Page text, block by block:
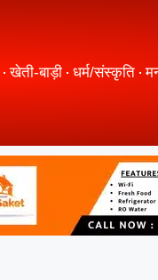
खेती-बाड़ी धर्म/संस्कृति